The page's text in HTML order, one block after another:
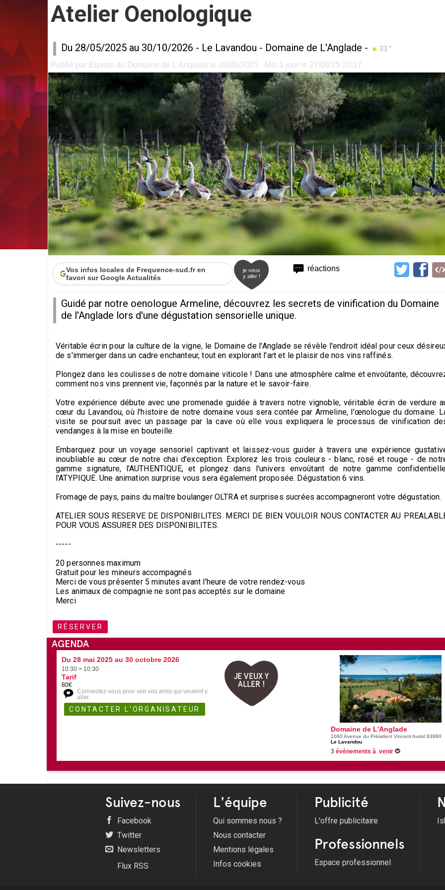
Atelier Oenologique
Du 28/05/2025 au 30/10/2026 - Le Lavandou - Domaine de L'Anglade - 33 °
Publié par Equipe du Domaine de L'Anglade le 28/05/2025 - Mis à jour le 27/06/25 20:17
réactions
Vos infos locales de Frequence-sud.fr en
favori sur Google Actualités
je veux
y aller !
Guidé par notre oenologue Armeline, découvrez les secrets de vinification du Domaine
de l'Anglade lors d'une dégustation sensorielle unique.
Véritable écrin pour la culture de la vigne, le Domaine de l'Anglade se révèle l'endroit idéal pour ceux
de s'immerger dans un cadre enchanteur, tout en explorant l'art et le plaisir de nos vins raffinés.
Plongez dans les coulisses de notre domaine viticole ! Dans une atmosphère calme et envoûtante,
comment nos vins prennent vie, façonnés par la nature et le savoir-faire.
Votre expérience débute avec une promenade guidée à travers notre vignoble, véritable écrin de verdure
cœur du Lavandou, où l'histoire de notre domaine vous sera contée par Armeline, l'œnologue du domaine.
visite se poursuit avec un passage par la cave où elle vous expliquera le processus de vinification
vendanges à la mise en bouteille.
Embarquez pour un voyage sensoriel captivant et laissez-vous guider à travers une expérience
inoubliable au cœur de notre chai d'exception. Explorez les trois couleurs - blanc, rosé et rouge - de
gamme signature, l'AUTHENTIQUE, et plongez dans l'univers envoûtant de notre gamme
l'ATYPIQUE. Une animation surprise vous sera également proposée. Dégustation 6 vins.
Fromage de pays, pains du maître boulanger OLTRA et surprises sucrées accompagneront votre dégustation.
ATELIER SOUS RESERVE DE DISPONIBILITES. MERCI DE BIEN VOULOIR NOUS CONTACTER AU
POUR VOUS ASSURER DES DISPONIBILITES.
-----
20 personnes maximum
Gratuit pour les mineurs accompagnés
Merci de vous présenter 5 minutes avant l'heure de votre rendez-vous
Les animaux de compagnie ne sont pas acceptés sur le domaine
Merci
RÉSERVER
AGENDA
Du 28 mai 2025 au 30 octobre 2026
10:30 > 10:30
Tarif
80€
Connectez-vous pour voir vos amis qui veulent y
aller.
JE VEUX Y
ALLER !
Domaine de L'Anglade
1060 Avenue du Président Vincent Auriol 83980
Le Lavandou
3 évènements à venir
Suivez-nous
Facebook
Twitter
Newsletters
Flux RSS
L'équipe
Qui sommes nous ?
Nous contacter
Mentions légales
Infos cookies
Publicité
L'offre publicitaire
Professionnels
Espace professionnel